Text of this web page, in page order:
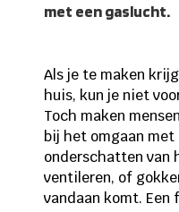
met een gaslucht.
Als je te maken
huis, kun je niet
Toch maken
bij het omgaan
onderschatten van
ventileren, of
vandaan komt. Een